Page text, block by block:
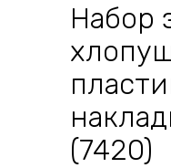
Набор
(7420)